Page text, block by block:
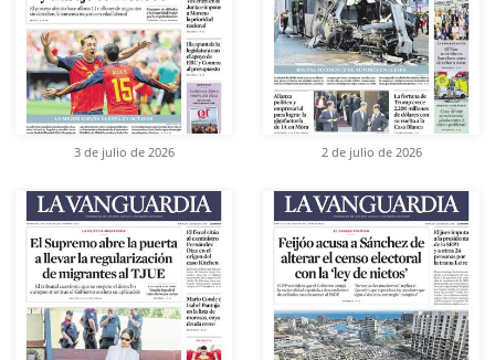
3 de julio de 2026 2 de julio de 2026